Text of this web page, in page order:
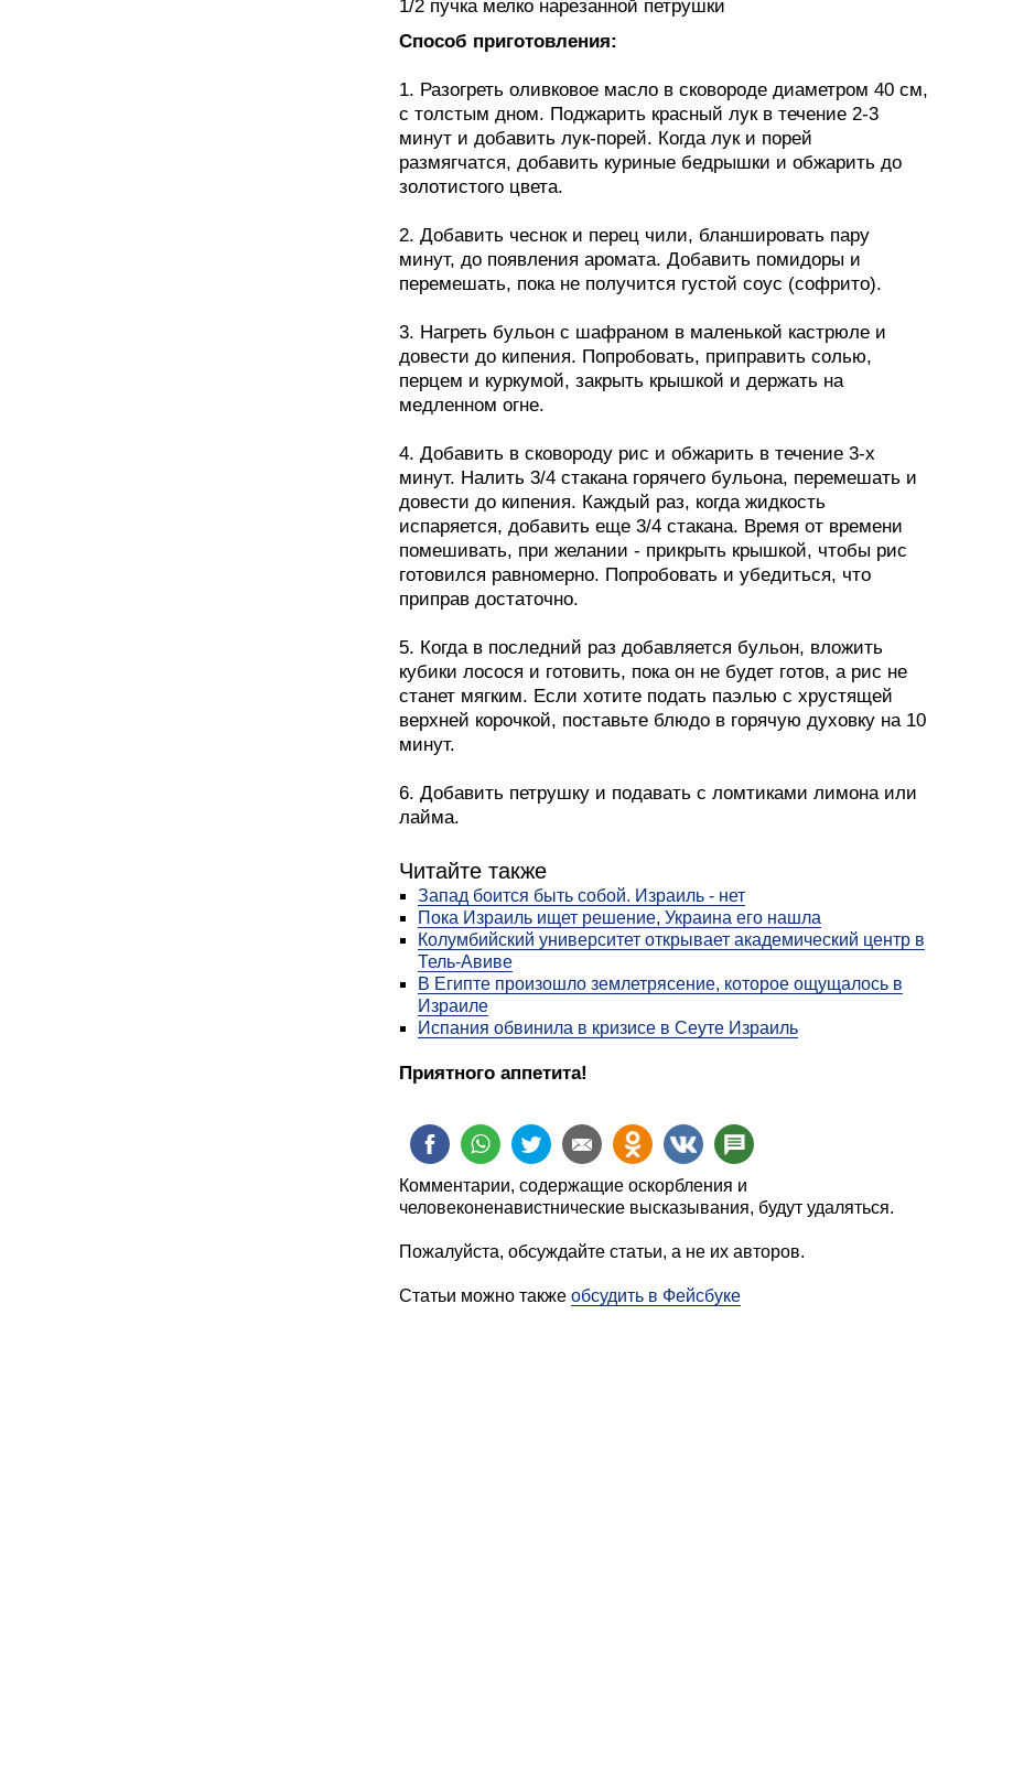
1/2 пучка мелко нарезанной петрушки
Способ приготовления:
1. Разогреть оливковое масло в сковороде диаметром 40 см,
с толстым дном. Поджарить красный лук в течение 2-3
минут и добавить лук-порей. Когда лук и порей
размягчатся, добавить куриные бедрышки и обжарить до
золотистого цвета.
2. Добавить чеснок и перец чили, бланшировать пару
минут, до появления аромата. Добавить помидоры и
перемешать, пока не получится густой соус (софрито).
3. Нагреть бульон с шафраном в маленькой кастрюле и
довести до кипения. Попробовать, приправить солью,
перцем и куркумой, закрыть крышкой и держать на
медленном огне.
4. Добавить в сковороду рис и обжарить в течение 3-х
минут. Налить 3/4 стакана горячего бульона, перемешать и
довести до кипения. Каждый раз, когда жидкость
испаряется, добавить еще 3/4 стакана. Время от времени
помешивать, при желании - прикрыть крышкой, чтобы рис
готовился равномерно. Попробовать и убедиться, что
приправ достаточно.
5. Когда в последний раз добавляется бульон, вложить
кубики лосося и готовить, пока он не будет готов, а рис не
станет мягким. Если хотите подать паэлью с хрустящей
верхней корочкой, поставьте блюдо в горячую духовку на 10
минут.
6. Добавить петрушку и подавать с ломтиками лимона или
лайма.
Читайте также
Запад боится быть собой. Израиль - нет
Пока Израиль ищет решение, Украина его нашла
Колумбийский университет открывает академический центр в
Тель-Авиве
В Египте произошло землетрясение, которое ощущалось в
Израиле
Испания обвинила в кризисе в Сеуте Израиль
Приятного аппетита!
Комментарии, содержащие оскорбления и
человеконенавистнические высказывания, будут удаляться.
Пожалуйста, обсуждайте статьи, а не их авторов.
Статьи можно также обсудить в Фейсбуке